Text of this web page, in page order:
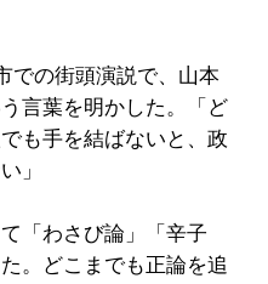
での街頭演説で、山本
言葉を明かした。「ど
も手を結ばないと、政
」
「わさび論」「辛子
。どこまでも正論を追